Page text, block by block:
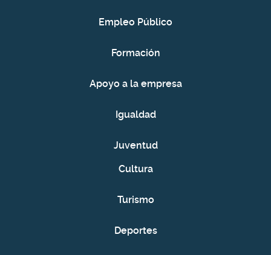
Empleo Público
Formación
Apoyo a la empresa
Igualdad
Juventud
Cultura
Turismo
Deportes